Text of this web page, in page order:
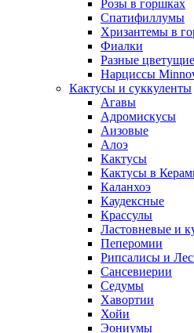
Розы в горшках
Спатифиллумы
Хризантемы в
Фиалки
Разные цветущие
Нарциссы
Кактусы и суккуленты
Агавы
Адромискусы
Аизовые
Алоэ
Кактусы
Кактусы в
Каланхоэ
Каудексные
Крассулы
Ластовневые и
Пеперомии
Рипсалисы и
Сансевиерии
Седумы
Хавортии
Хойи
Эониумы